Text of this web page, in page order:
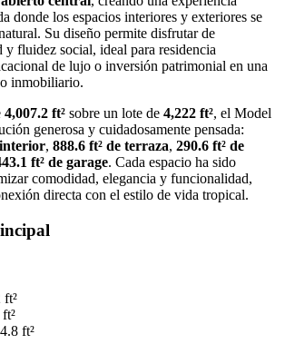
donde los espacios interiores y exteriores se
Su diseño permite disfrutar de
fluidez social, ideal para residencia
de lujo o inversión patrimonial en una
inmobiliario.
4,007.2 ft² sobre un lote de 4,222 ft², el Model
generosa y cuidadosamente pensada:
interior, 888.6 ft² de terraza, 290.6 ft² de
ft² de garage. Cada espacio ha sido
comodidad, elegancia y funcionalidad,
directa con el estilo de vida tropical.
ft²
ft²